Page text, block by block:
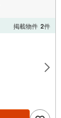
掲載物件 2件